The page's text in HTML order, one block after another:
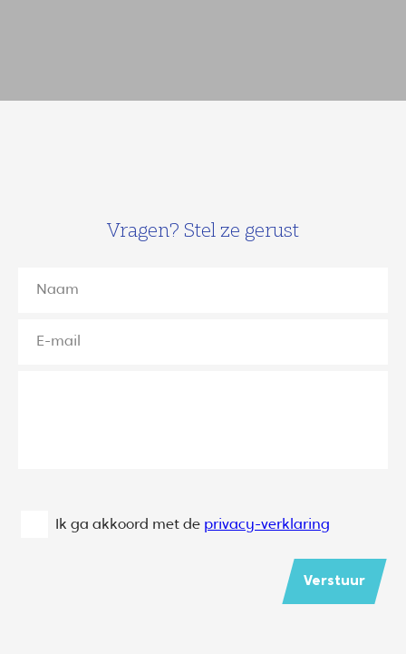
Vragen? Stel ze gerust
Ik ga akkoord met de privacy-verklaring
Verstuur